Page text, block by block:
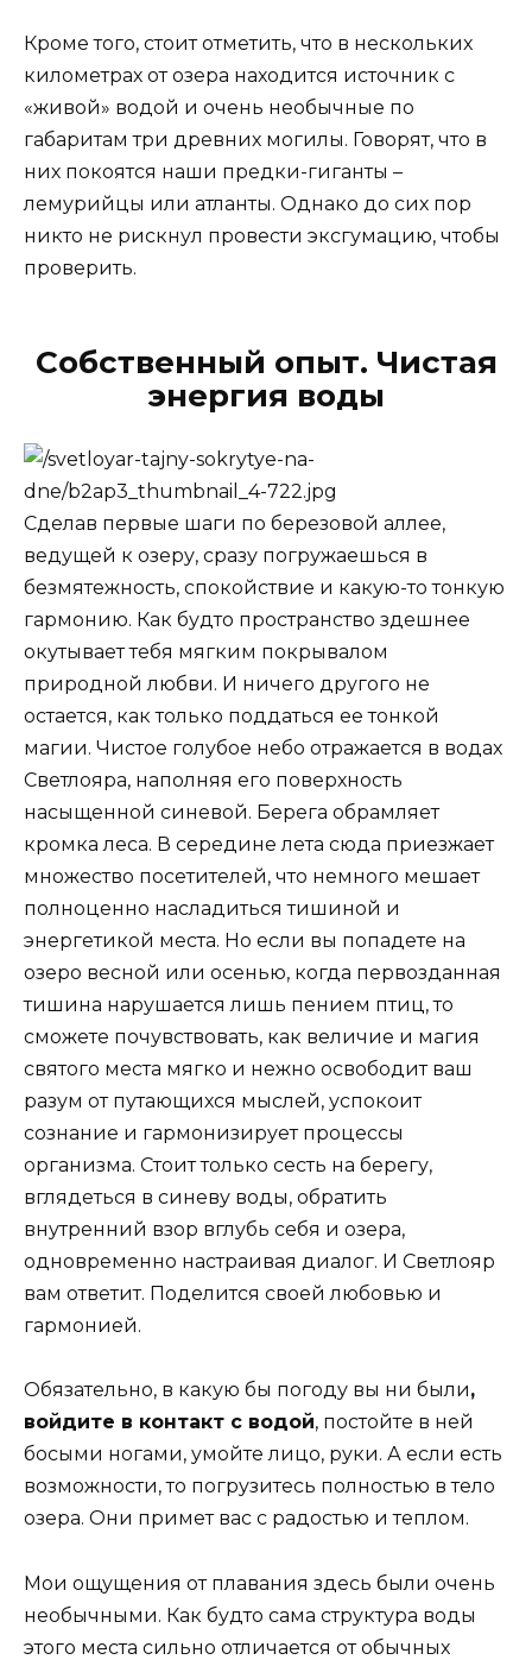
Кроме того, стоит отметить, что в нескольких
километрах от озера находится источник с
«живой» водой и очень необычные по
габаритам три древних могилы. Говорят, что в
них покоятся наши предки-гиганты –
лемурийцы или атланты. Однако до сих пор
никто не рискнул провести эксгумацию, чтобы
проверить.
Собственный опыт. Чистая
энергия воды
Сделав первые шаги по березовой аллее,
ведущей к озеру, сразу погружаешься в
безмятежность, спокойствие и какую-то тонкую
гармонию. Как будто пространство здешнее
окутывает тебя мягким покрывалом
природной любви. И ничего другого не
остается, как только поддаться ее тонкой
магии. Чистое голубое небо отражается в водах
Светлояра, наполняя его поверхность
насыщенной синевой. Берега обрамляет
кромка леса. В середине лета сюда приезжает
множество посетителей, что немного мешает
полноценно насладиться тишиной и
энергетикой места. Но если вы попадете на
озеро весной или осенью, когда первозданная
тишина нарушается лишь пением птиц, то
сможете почувствовать, как величие и магия
святого места мягко и нежно освободит ваш
разум от путающихся мыслей, успокоит
сознание и гармонизирует процессы
организма. Стоит только сесть на берегу,
вглядеться в синеву воды, обратить
внутренний взор вглубь себя и озера,
одновременно настраивая диалог. И Светлояр
вам ответит. Поделится своей любовью и
гармонией.
Обязательно, в какую бы погоду вы ни были,
войдите в контакт с водой, постойте в ней
босыми ногами, умойте лицо, руки. А если есть
возможности, то погрузитесь полностью в тело
озера. Они примет вас с радостью и теплом.
Мои ощущения от плавания здесь были очень
необычными. Как будто сама структура воды
этого места сильно отличается от обычных